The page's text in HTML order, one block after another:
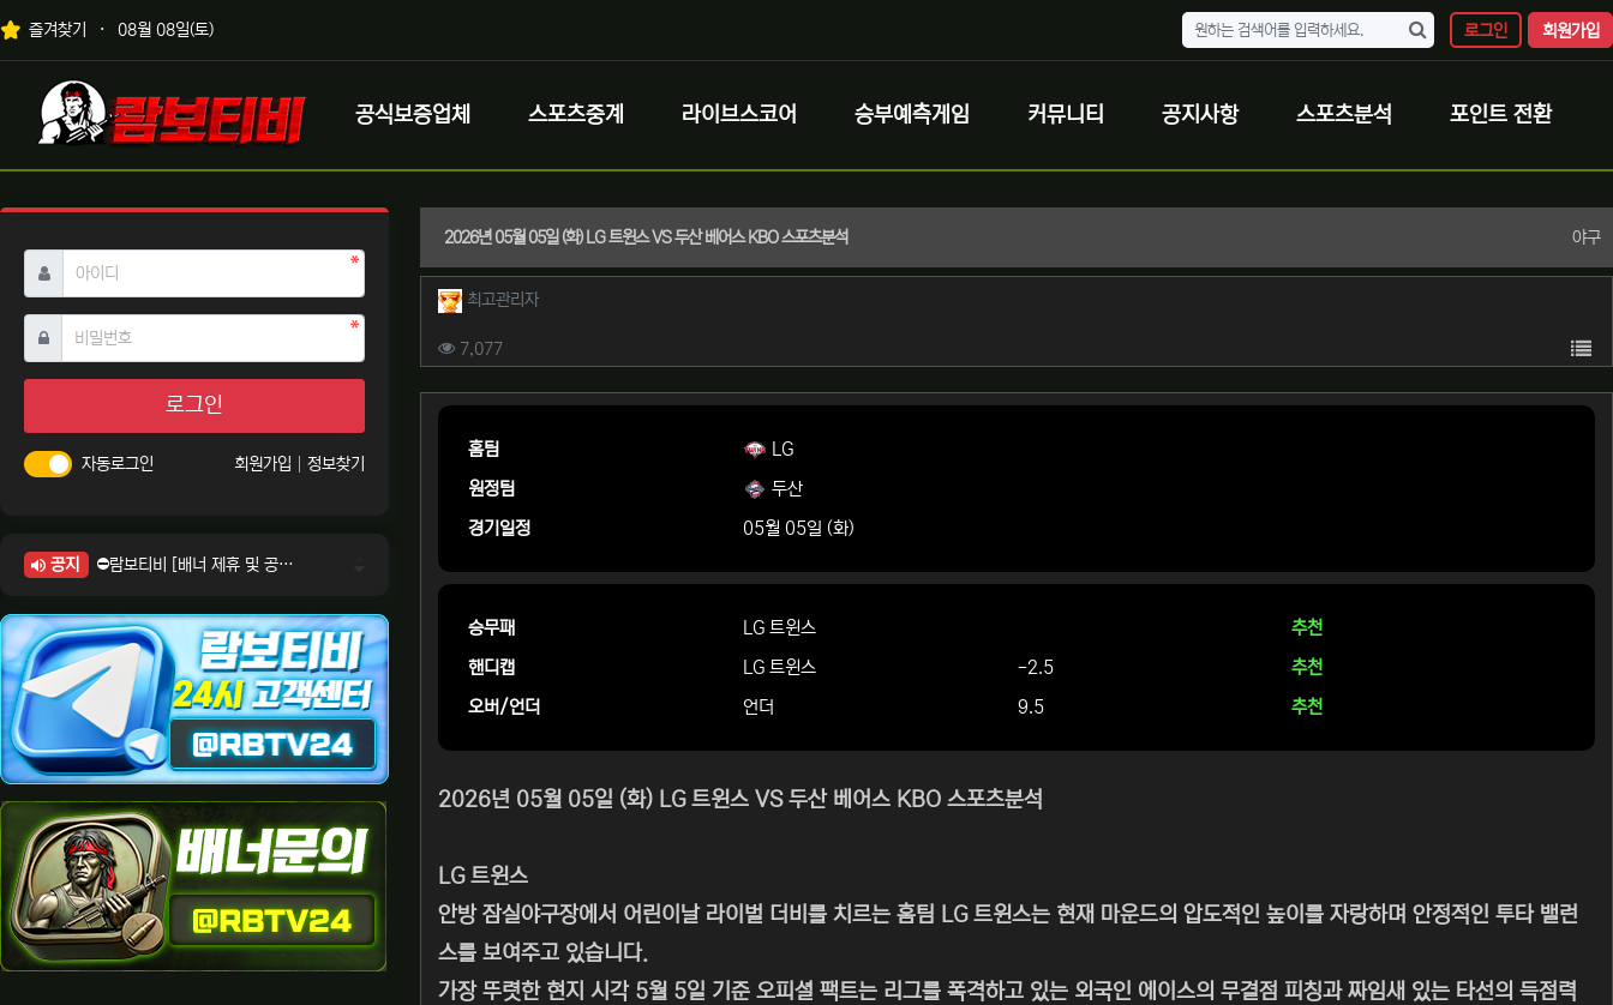
상단 네비
즐겨찾기 08월 08일(토) 로그인 회원가입
메인 메뉴
로고
공식보증업체 스포츠중계 라이브스코어 승부예측게임 커뮤니티 공지사항 스포츠분석 포인트 전환
2026년 05월 05일 (화) LG 트윈스 VS 두산 베어스 KBO 스포츠분석 야구
작성자 정보
최고관리자작성
컨텐츠 정보
7,077조회 목
본문
홈팀
LG
원정팀
두산
경기일정
05월 05일 (화)
승무패 LG 트윈스
추천
핸디캡
LG 트윈스 -2.5
추천
오버/언더
언더 9.5 추천
2026년 05월 05일 (화) LG 트윈스 VS 두산 베어스 KBO 스포츠분석
LG 트윈스
안방 잠실야구장에서 어린이날 라이벌 더비를 치르는 홈팀 LG 트윈스는 현재 마운드의 압도적인 높이를 자랑하며 안정적인 투타 밸런
스를 보여주고 있습니다.
가장 뚜렷한 현지 시각 5월 5일 기준 오피셜 팩트는 리그를 폭격하고 있는 외국인 에이스의 무결점 피칭과 짜임새 있는 타선의 득점력
아이디 필수
비밀번호필수
로그인
자동로그인 회원가입 정보찾기
공지
⛔람보티비 [배너 제휴 및 공식 입점 문의 안내]
⛔람보티비 [정회원 등급UP! 안내사항]
⛔람보티비 [채팅방 이용시 주의사항]
⛔람보티비 [공식보증업체 안내]